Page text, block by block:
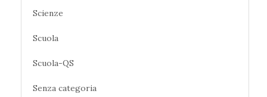
Scienze
Scuola
Scuola-QS
Senza categoria